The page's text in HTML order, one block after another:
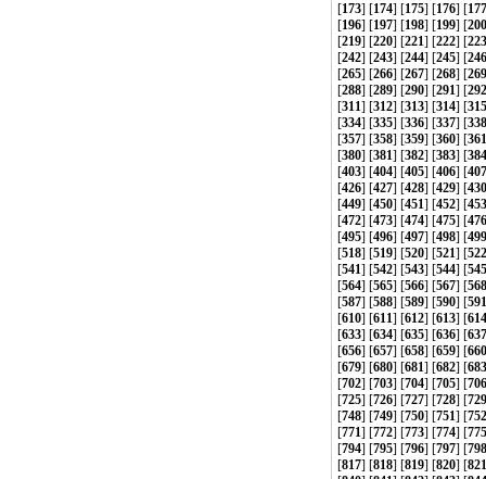
[173] [174] [175] [176] [177
[196] [197] [198] [199] [200
[219] [220] [221] [222] [223
[242] [243] [244] [245] [246
[265] [266] [267] [268] [269
[288] [289] [290] [291] [292
[311] [312] [313] [314] [315
[334] [335] [336] [337] [338
[357] [358] [359] [360] [361
[380] [381] [382] [383] [384
[403] [404] [405] [406] [407
[426] [427] [428] [429] [430
[449] [450] [451] [452] [453
[472] [473] [474] [475] [476
[495] [496] [497] [498] [499
[518] [519] [520] [521] [522
[541] [542] [543] [544] [545
[564] [565] [566] [567] [568
[587] [588] [589] [590] [591
[610] [611] [612] [613] [614
[633] [634] [635] [636] [637
[656] [657] [658] [659] [660
[679] [680] [681] [682] [683
[702] [703] [704] [705] [706
[725] [726] [727] [728] [729
[748] [749] [750] [751] [752
[771] [772] [773] [774] [775
[794] [795] [796] [797] [798
[817] [818] [819] [820] [821